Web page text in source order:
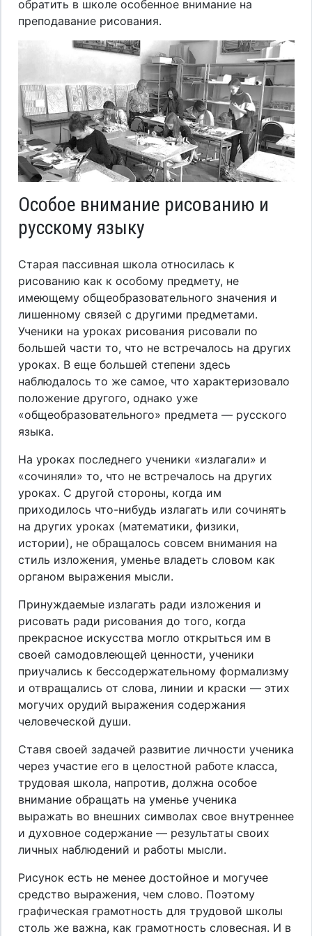
обратить в школе особенное внимание на
преподавание рисования.
Особое внимание рисованию и
русскому языку
Старая пассивная школа относилась к
рисованию как к особому предмету, не
имеющему общеобразовательного значения и
лишенному связей с другими предметами.
Ученики на уроках рисования рисовали по
большей части то, что не встречалось на других
уроках. В еще большей степени здесь
наблюдалось то же самое, что характеризовало
положение другого, однако уже
«общеобразовательного» предмета — русского
языка.
На уроках последнего ученики «излагали» и
«сочиняли» то, что не встречалось на других
уроках. С другой стороны, когда им
приходилось что-нибудь излагать или сочинять
на других уроках (математики, физики,
истории), не обращалось совсем внимания на
стиль изложения, уменье владеть словом как
органом выражения мысли.
Принуждаемые излагать ради изложения и
рисовать ради рисования до того, когда
прекрасное искусства могло открыться им в
своей самодовлеющей ценности, ученики
приучались к бессодержательному формализму
и отвращались от слова, линии и краски — этих
могучих орудий выражения содержания
человеческой души.
Ставя своей задачей развитие личности ученика
через участие его в целостной работе класса,
трудовая школа, напротив, должна особое
внимание обращать на уменье ученика
выражать во внешних символах свое внутреннее
и духовное содержание — результаты своих
личных наблюдений и работы мысли.
Рисунок есть не менее достойное и могучее
средство выражения, чем слово. Поэтому
графическая грамотность для трудовой школы
столь же важна, как грамотность словесная. И в